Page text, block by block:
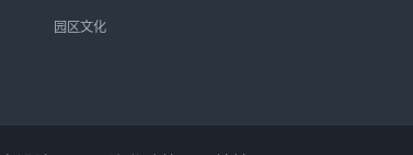
园区文化